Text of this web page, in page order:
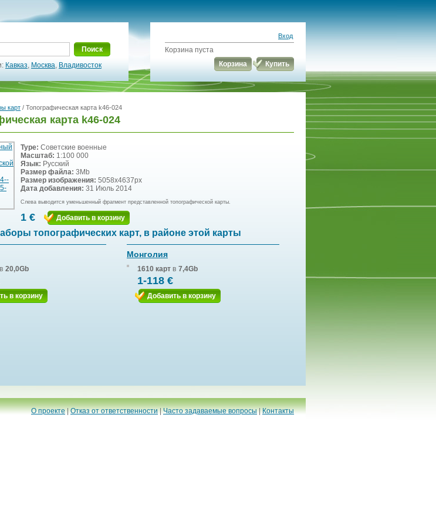
Поиск
Кавказ, Москва, Владивосток
Вход
Корзина пуста
Корзина
Купить
карт / Топографическая карта k46-024
карта k46-024
Type: Советские военные
Масштаб: 1:100 000
Язык: Русский
Размер файла: 3Mb
Размер изображения: 5058x4637px
Дата добавления: 31 Июль 2014
Слева выводится уменьшенный фрагмент представленной топографической карты.
1 € Добавить в корзину
топографических карт, в районе этой карты
в 20,0Gb
в корзину
Монголия
1610 карт в 7,4Gb
1-118 €
Добавить в корзину
О проекте|Отказ от ответственности|Часто задаваемые вопросы|Контакты